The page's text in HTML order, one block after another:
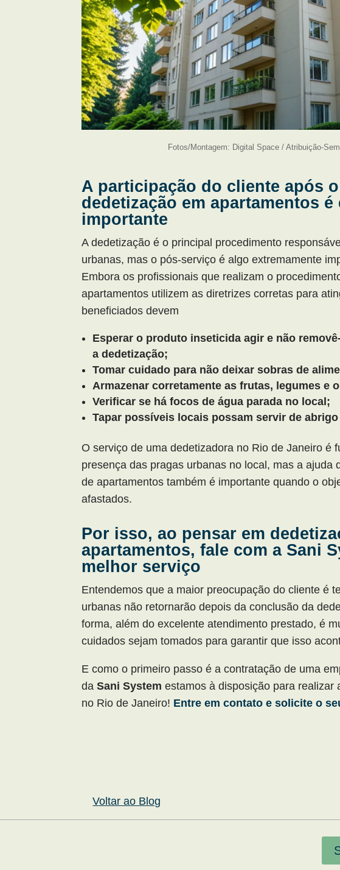
Fotos/Montagem: Digital Space / Atribuição-
A participação do cliente após
dedetização em apartamentos é
importante
A dedetização é o principal procedimento
urbanas, mas o pós-serviço é algo extremamente
Embora os profissionais que realizam o
apartamentos utilizem as diretrizes corretas para
beneficiados devem
Esperar o produto inseticida agir e não
a dedetização;
Tomar cuidado para não deixar sobras de
Armazenar corretamente as frutas, legumes e
Verificar se há focos de água parada no local;
Tapar possíveis locais possam servir de
O serviço de uma dedetizadora no Rio de Janeiro é
presença das pragas urbanas no local, mas a ajuda
de apartamentos também é importante quando o
afastados.
Por isso, ao pensar em
apartamentos, fale com a Sani
melhor serviço
Entendemos que a maior preocupação do cliente é
urbanas não retornarão depois da conclusão da
forma, além do excelente atendimento prestado, é
cuidados sejam tomados para garantir que isso
E como o primeiro passo é a contratação de uma
daSani System estamos à disposição para realizar
no Rio de Janeiro! Entre em contato e solicite o
Voltar ao Blog